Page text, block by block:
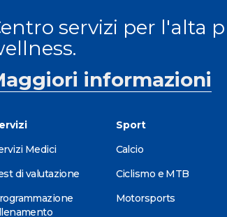
servizi per l'alta
informazioni
Medici
di valutazione
Sport
Calcio
Ciclismo e MTB
Motorsports